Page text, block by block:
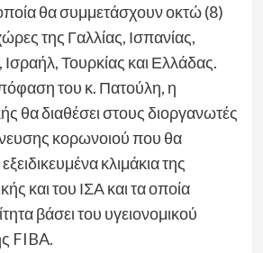
θα συμμετάσχουν οκτώ (8)
της Γαλλίας, Ισπανίας,
Τουρκίας και Ελλάδας.
του κ. Πατούλη, η
θα διαθέσει στους διοργανωτές
κορωνοιού που θα
κλιμάκια της
και του ΙΣΑ και τα οποία
βάσει του υγειονομικού
FIBA.